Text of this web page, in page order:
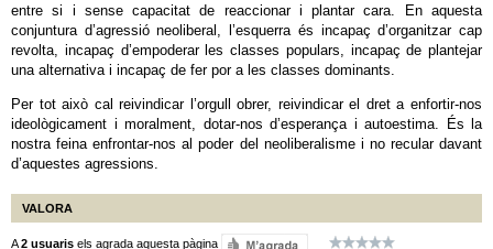
entre si i sense capacitat de reaccionar i plantar cara. En aquesta
conjuntura d’agressió neoliberal, l’esquerra és incapaç d’organitzar cap
revolta, incapaç d’empoderar les classes populars, incapaç de plantejar
una alternativa i incapaç de fer por a les classes dominants.
Per tot això cal reivindicar l’orgull obrer, reivindicar el dret a enfortir-nos
ideològicament i moralment, dotar-nos d’esperança i autoestima. És la
nostra feina enfrontar-nos al poder del neoliberalisme i no recular davant
d’aquestes agressions.
VALORA
A2 usuaris els agrada aquesta pàgina